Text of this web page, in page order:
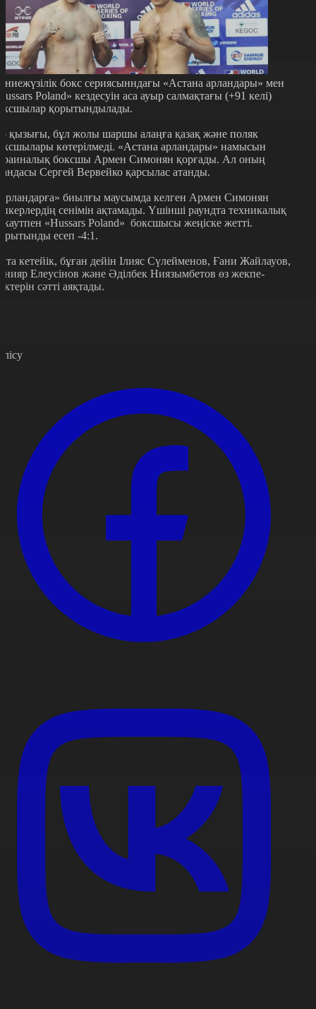
бокс сериясынндағы «Астана арландары» мен
Poland» кездесуін аса ауыр салмақтағы (+91 келі)
қорытындылады.
қызығы, бұл жолы шаршы алаңға қазақ және поляк
көтерілмеді. «Астана арландары» намысын
боксшы Армен Симонян қорғады. Ал оның
Сергей Вервейко қарсылас атанды.
биылғы маусымда келген Армен Симонян
сенімін ақтамады. Үшінші раундта техникалық
«Hussars Poland» боксшысы жеңіске жетті.
есеп -4:1.
кетейік, бұған дейін Ілияс Сүлейменов, Ғани Жайлауов,
Елеусінов және Әділбек Ниязымбетов өз жекпе-
сәтті аяқтады.